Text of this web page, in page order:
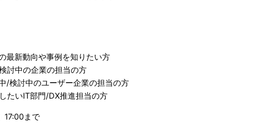
最新動向や事例を知りたい方
討中の企業の担当の方
/検討中のユーザー企業の担当の方
たいIT部門/DX推進担当の方
17:00まで